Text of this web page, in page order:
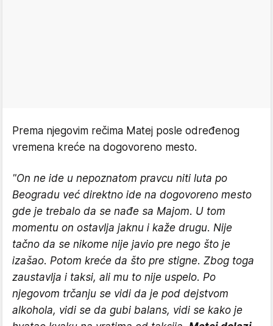
Prema njegovim rečima Matej posle određenog
vremena kreće na dogovoreno mesto.
"On ne ide u nepoznatom pravcu niti luta po
Beogradu već direktno ide na dogovoreno mesto
gde je trebalo da se nađe sa Majom. U tom
momentu on ostavlja jaknu i kaže drugu. Nije
tačno da se nikome nije javio pre nego što je
izašao. Potom kreće da što pre stigne. Zbog toga
zaustavlja i taksi, ali mu to nije uspelo. Po
njegovom trčanju se vidi da je pod dejstvom
alkohola, vidi se da gubi balans, vidi se kako je